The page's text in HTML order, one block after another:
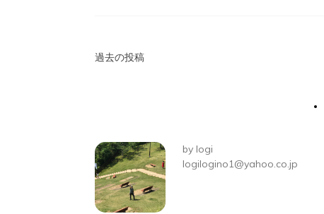
投
ビ
ゲ
ー
過去の投稿
by logi
logilogino1@yahoo.co.jp